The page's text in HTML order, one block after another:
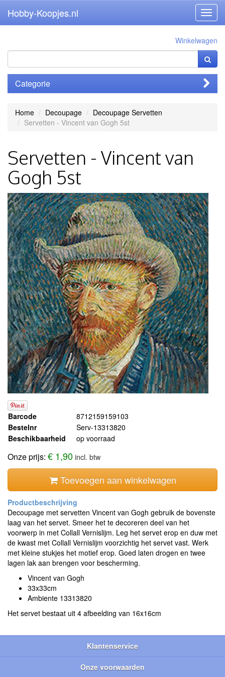
Hobby-Koopjes.nl
Winkelwagen
Categorie
Home Decoupage
Decoupage Servetten
Servetten - Vincent van Gogh 5st
Servetten - Vincent van
Gogh 5st
Barcode
8712159159103
Bestelnr
Serv-13313820
Beschikbaarheid
op voorraad
Onze prijs: € 1,90incl. btw
Toevoegen aan winkelwagen
Decoupage met servetten Vincent van Gogh gebruik de bovenste
laag van het servet. Smeer het te decoreren deel van het
voorwerp in met Collall Vernislijm. Leg het servet erop en duw met
de kwast met Collall Vernislijm voorzichtig het servet vast. Werk
met kleine stukjes het motief erop. Goed laten drogen en twee
lagen lak aan brengen voor bescherming.
Vincent van Gogh
33x33cm
Ambiente 13313820
Het servet bestaat uit 4 afbeelding van 16x16cm
Klantenservice
Onze voorwaarden